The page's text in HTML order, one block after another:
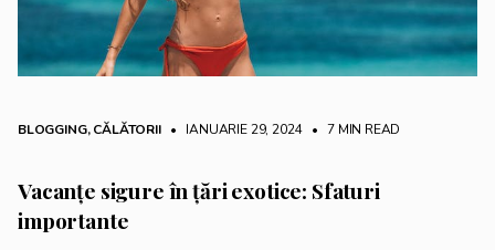
BLOGGING,CĂLĂTORII • IANUARIE 29, 2024 • 7 MIN READ
Vacanțe sigure în țări exotice: Sfaturi
importante